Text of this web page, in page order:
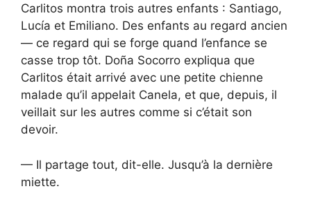
Carlitos montra trois autres enfants : Santiago,
Lucía et Emiliano. Des enfants au regard ancien
— ce regard qui se forge quand l’enfance se
casse trop tôt. Doña Socorro expliqua que
Carlitos était arrivé avec une petite chienne
malade qu’il appelait Canela, et que, depuis, il
veillait sur les autres comme si c’était son
devoir.
— Il partage tout, dit-elle. Jusqu’à la dernière
miette.